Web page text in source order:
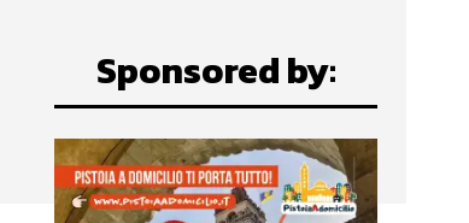
Sponsored by: